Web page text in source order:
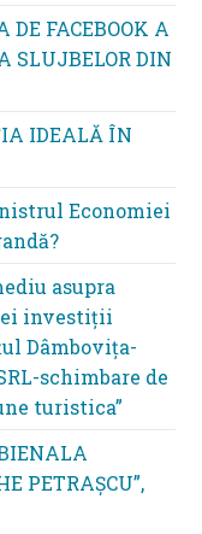
FACEBOOK A
SLUJBELOR DIN
IDEALĂ ÎN
Economiei
asupra
investiții
Dâmbovița-
schimbare de
turistica”
PETRAȘCU”,